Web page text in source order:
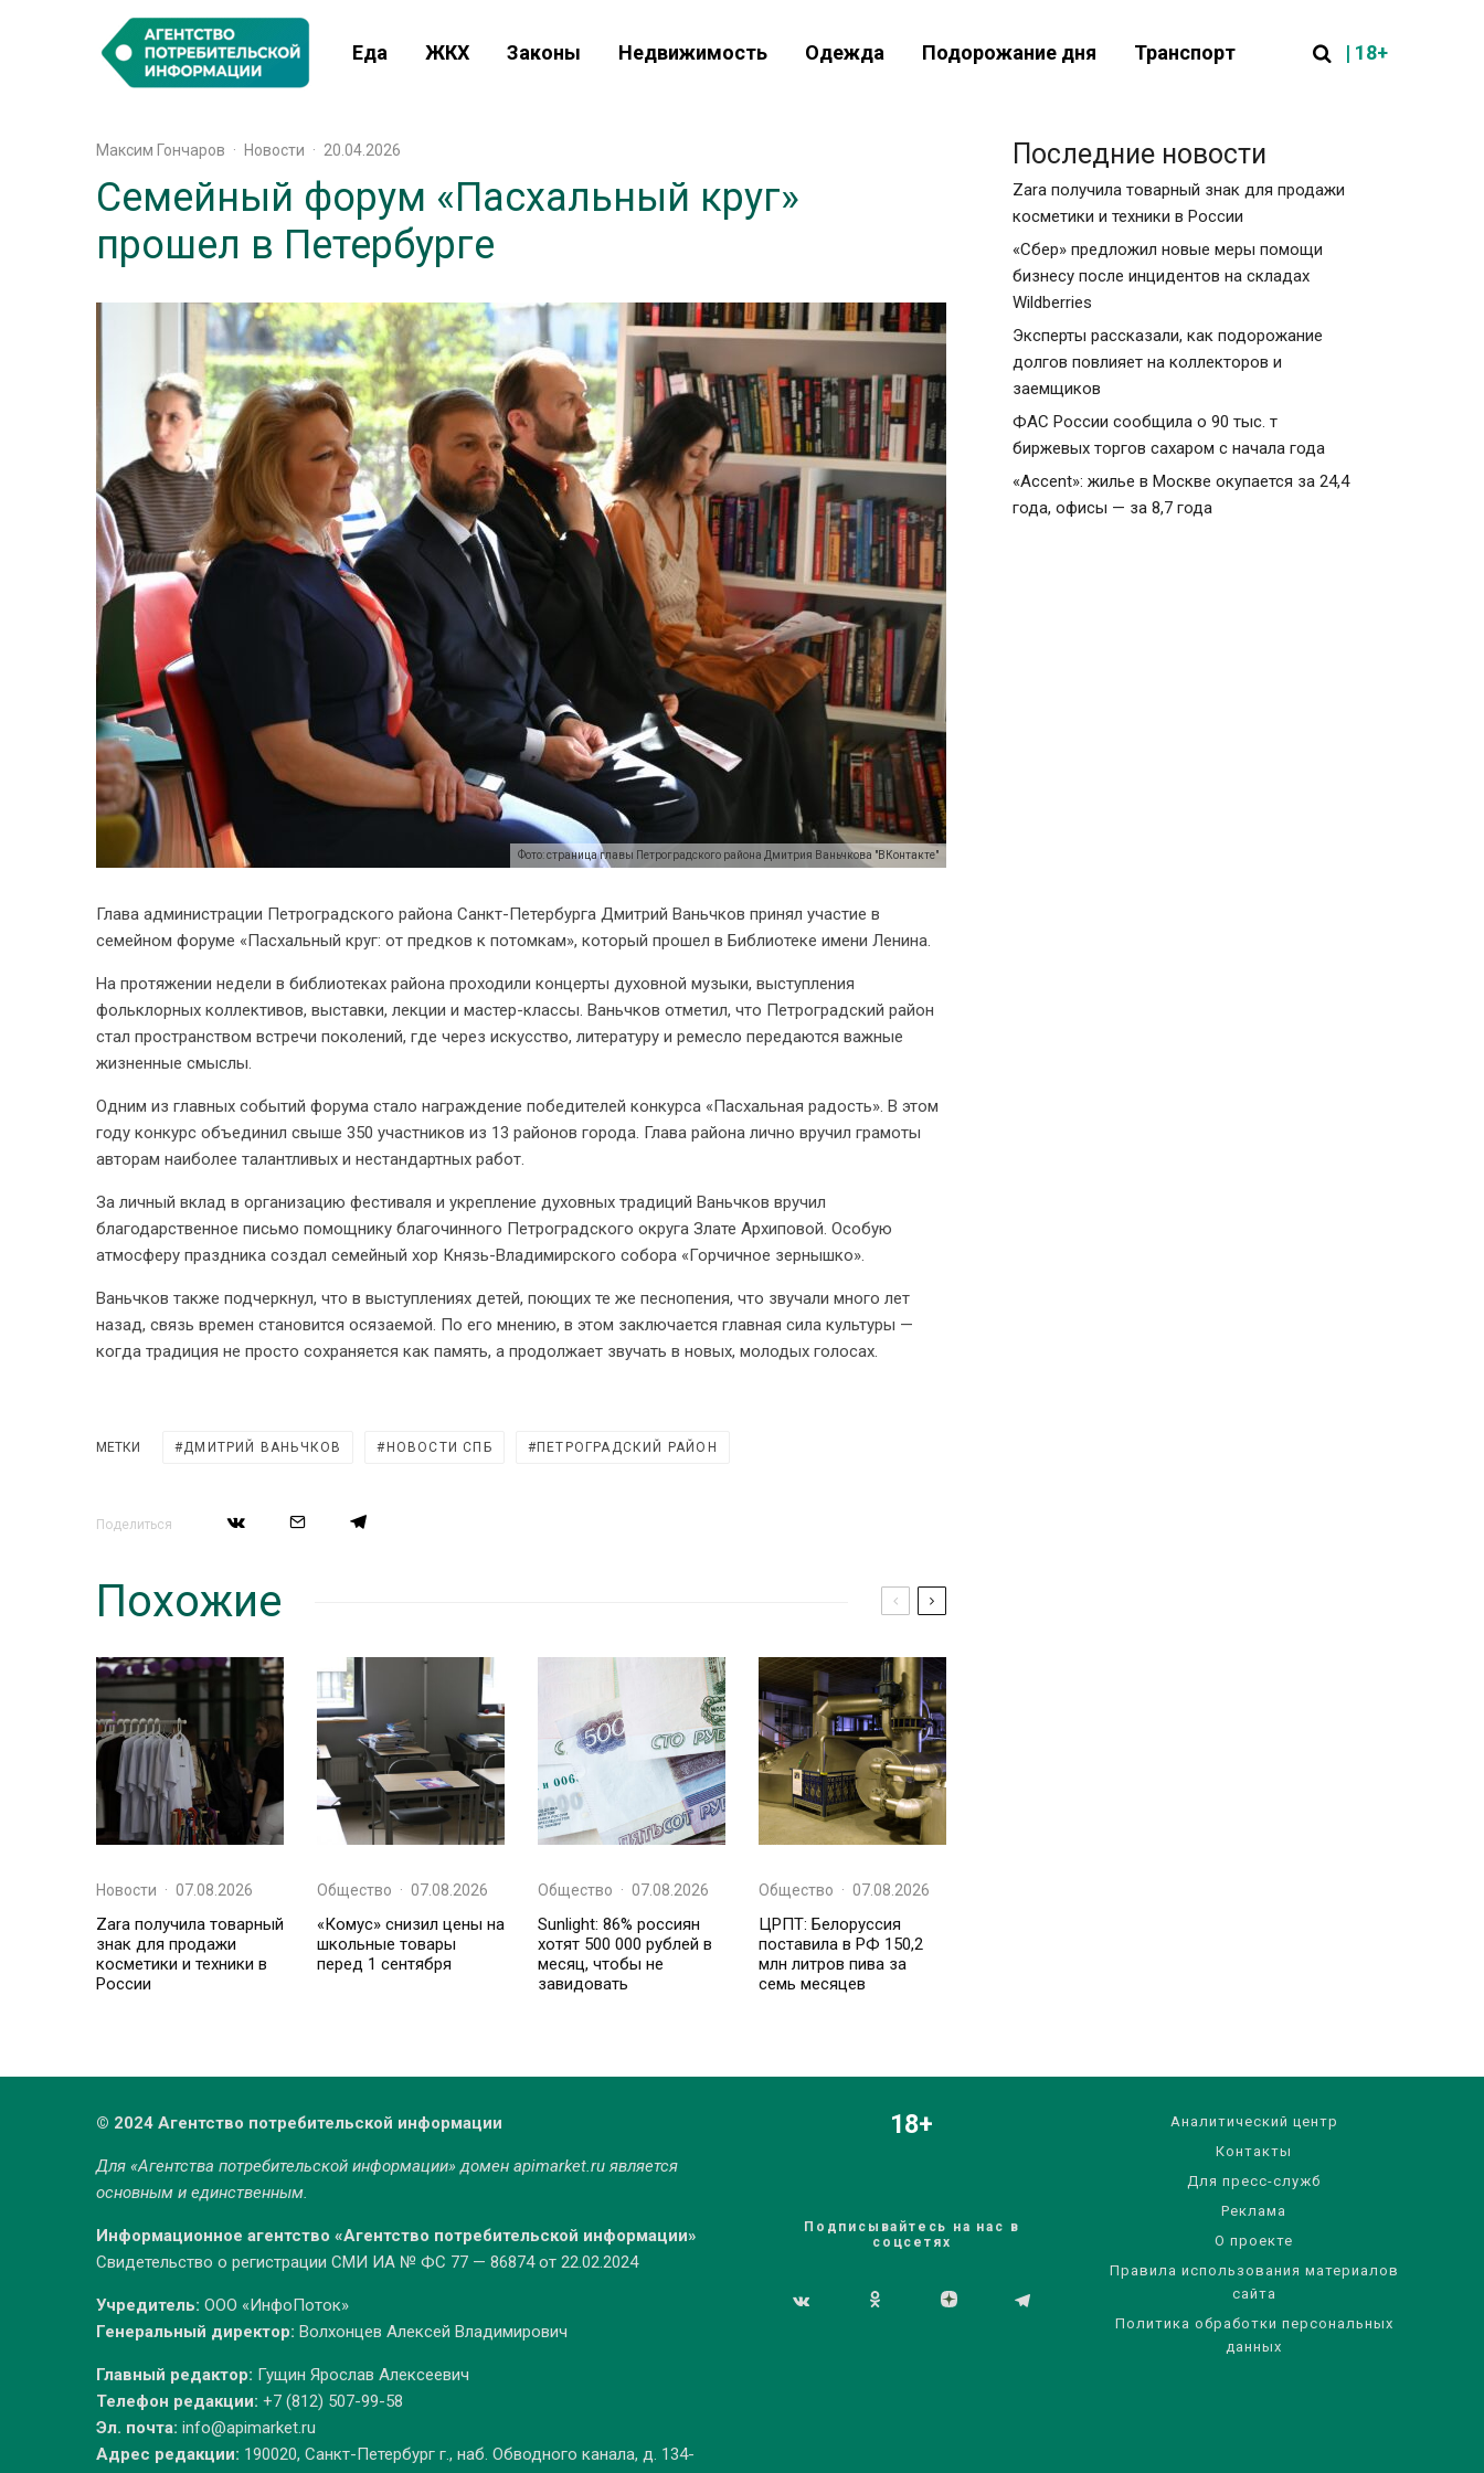
Еда ЖКХ Законы Недвижимость Одежда Подорожание дня Транспорт | 18+
Максим Гончаров · Новости · 20.04.2026
Семейный форум «Пасхальный круг»
прошел в Петербурге
Фото: страница главы Петроградского района Дмитрия Ваньчкова "ВКонтакте"
Глава администрации Петроградского района Санкт-Петербурга Дмитрий Ваньчков принял участие в
семейном форуме «Пасхальный круг: от предков к потомкам», который прошел в Библиотеке имени Ленина.
На протяжении недели в библиотеках района проходили концерты духовной музыки, выступления
фольклорных коллективов, выставки, лекции и мастер-классы. Ваньчков отметил, что Петроградский район
стал пространством встречи поколений, где через искусство, литературу и ремесло передаются важные
жизненные смыслы.
Одним из главных событий форума стало награждение победителей конкурса «Пасхальная радость». В этом
году конкурс объединил свыше 350 участников из 13 районов города. Глава района лично вручил грамоты
авторам наиболее талантливых и нестандартных работ.
За личный вклад в организацию фестиваля и укрепление духовных традиций Ваньчков вручил
благодарственное письмо помощнику благочинного Петроградского округа Злате Архиповой. Особую
атмосферу праздника создал семейный хор Князь-Владимирского собора «Горчичное зернышко».
Ваньчков также подчеркнул, что в выступлениях детей, поющих те же песнопения, что звучали много лет
назад, связь времен становится осязаемой. По его мнению, в этом заключается главная сила культуры —
когда традиция не просто сохраняется как память, а продолжает звучать в новых, молодых голосах.
МЕТКИ ДМИТРИЙ ВАНЬЧКОВ НОВОСТИ СПБ ПЕТРОГРАДСКИЙ РАЙОН
Поделиться
Похожие
Новости · 07.08.2026
Zara получила товарный
знак для продажи
косметики и техники в
России
Общество · 07.08.2026
«Комус» снизил цены на
школьные товары
перед 1 сентября
Общество · 07.08.2026
Sunlight: 86% россиян
хотят 500 000 рублей в
месяц, чтобы не
завидовать
Общество · 07.08.2026
ЦРПТ: Белоруссия
поставила в РФ 150,2
млн литров пива за
семь месяцев
Последние новости
Zara получила товарный знак для продажи
косметики и техники в России
«Сбер» предложил новые меры помощи
бизнесу после инцидентов на складах
Wildberries
Эксперты рассказали, как подорожание
долгов повлияет на коллекторов и
заемщиков
ФАС России сообщила о 90 тыс. т
биржевых торгов сахаром с начала года
«Accent»: жилье в Москве окупается за 24,4
года, офисы — за 8,7 года
© 2024 Агентство потребительской информации
Для «Агентства потребительской информации» домен apimarket.ruявляется
основным и единственным.
Информационное агентство «Агентство потребительской информации»
Свидетельство о регистрации СМИ ИА № ФС 77 — 86874 от 22.02.2024
Учредитель: ООО «ИнфоПоток»
Генеральный директор: Волхонцев Алексей Владимирович
Главный редактор: Гущин Ярослав Алексеевич
Телефон редакции: +7 (812) 507-99-58
Эл. почта: info@apimarket.ru
Адрес редакции: 190020, Санкт-Петербург г., наб. Обводного канала, д. 134-
18+
Подписывайтесь на нас в
соцсетях
Аналитический центр
Контакты
Для пресс-служб
Реклама
О проекте
Правила использования материалов
сайта
Политика обработки персональных
данных